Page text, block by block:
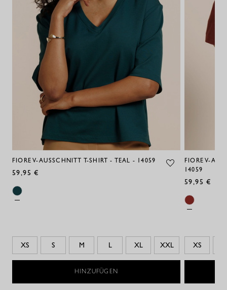
FIORE V-AUSSCHNITT T-SHIRT - TEAL - 14059
59,95 €
XS S M L XL XXL
HINZUFÜGEN
FIORE V-
14059
59,95 €
XS